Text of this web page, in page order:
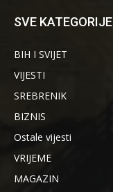
SVE KATEGORIJE
BIH I SVIJET
VIJESTI
SREBRENIK
BIZNIS
Ostale vijesti
VRIJEME
MAGAZIN